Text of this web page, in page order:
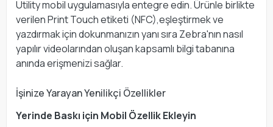
Utility mobil uygulamasıyla entegre edin. Ürünle birlikte
verilen Print Touch etiketi (NFC),eşleştirmek ve
yazdırmak için dokunmanızın yanı sıra Zebra'nın nasıl
yapılır videolarından oluşan kapsamlı bilgi tabanına
anında erişmenizi sağlar.
İşinize Yarayan Yenilikçi Özellikler
Yerinde Baskı için Mobil Özellik Ekleyin